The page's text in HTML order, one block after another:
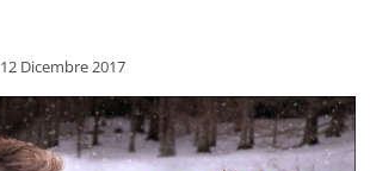
12 Dicembre 2017